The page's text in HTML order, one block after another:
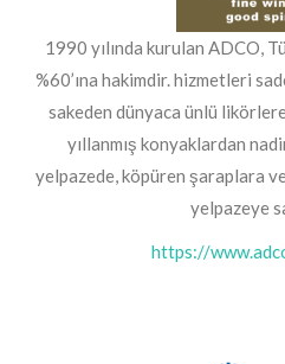
1990 yılında kurulan ADCO,
%60’ına hakimdir. hizmetleri
sakeden dünyaca ünlü
yıllanmış konyaklardan
yelpazede, köpüren şaraplara
yelpazeye
https://